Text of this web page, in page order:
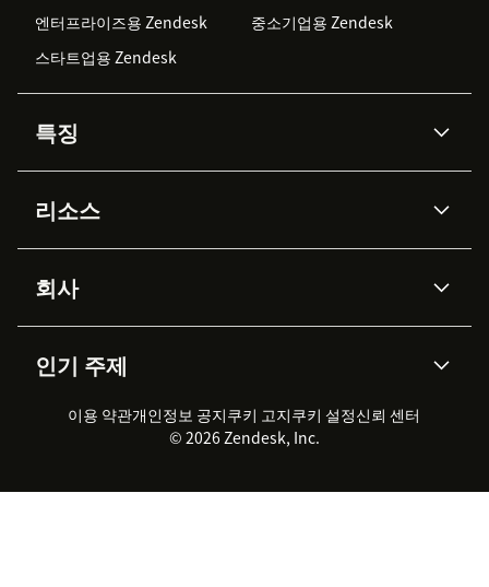
엔터프라이즈용 Zendesk
중소기업용 Zendesk
스타트업용 Zendesk
특징
Zendesk AI
Advanced Data Privacy &
Protection
지식창고
워크포스 관리
실시간 채팅
클라이언트 포털
리소스
API & 개발자
AI 리서치
이벤트 & 웨비나
고객 사례
회사
채용 정보
지속 가능성 보고서
Zendesk Foundation
법적 정보
인기 주제
2026 CX 트렌드
제품 업데이트
고객 서비스 소프트웨어
헬프 데스크 통합 티켓 관리 소
이용 약관개인정보 공지쿠키 고지쿠키 설정신뢰 센터
© 2026 Zendesk, Inc.